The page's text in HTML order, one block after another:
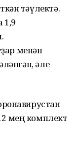
тәүлектә.
1,9
менән
әле
мең комплект